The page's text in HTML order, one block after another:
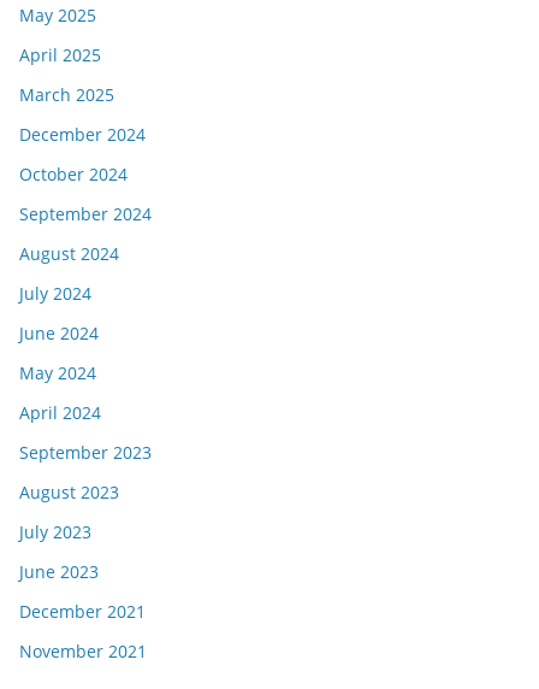
May 2025
April 2025
March 2025
December 2024
October 2024
September 2024
August 2024
July 2024
June 2024
May 2024
April 2024
September 2023
August 2023
July 2023
June 2023
December 2021
November 2021